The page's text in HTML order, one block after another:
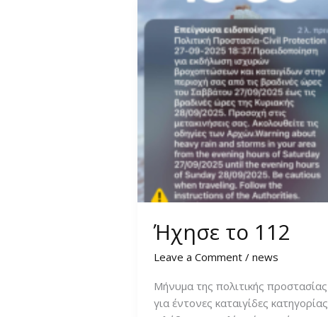
Ήχησε το 112
Leave a Comment / news
Μήνυμα της πολιτικής προστασίας
για έντονες καταιγίδες κατηγορίας